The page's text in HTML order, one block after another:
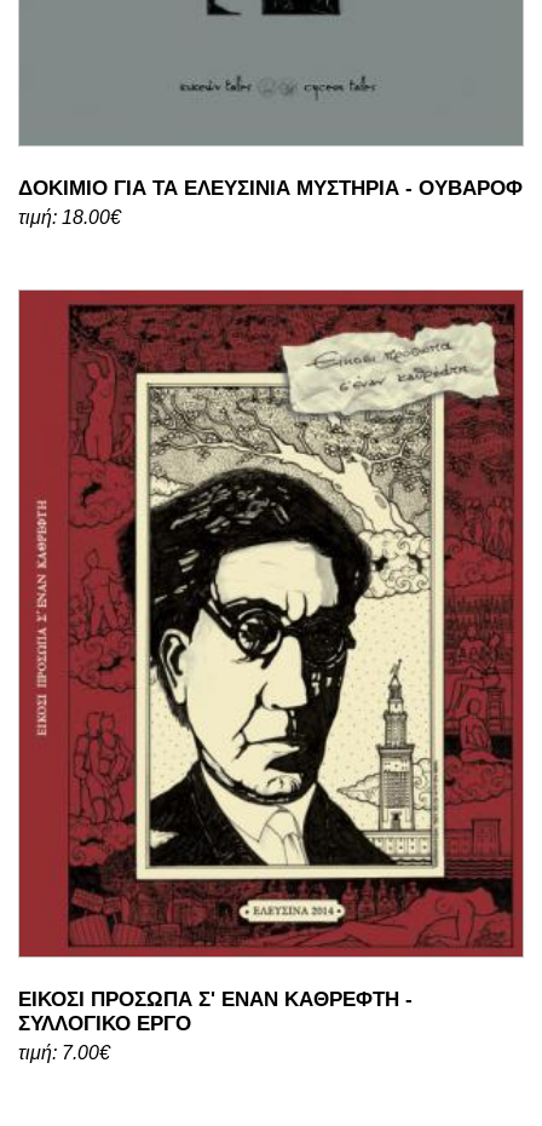
ΔΟΚΙΜΙΟ ΓΙΑ ΤΑ ΕΛΕΥΣΙΝΙΑ ΜΥΣΤΗΡΙΑ - ΟΥΒΑΡΟΦ
τιμή: 18.00€
ΕΙΚΟΣΙ ΠΡΟΣΩΠΑ Σ' ΕΝΑΝ ΚΑΘΡΕΦΤΗ -
ΣΥΛΛΟΓΙΚΟ ΕΡΓΟ
τιμή: 7.00€